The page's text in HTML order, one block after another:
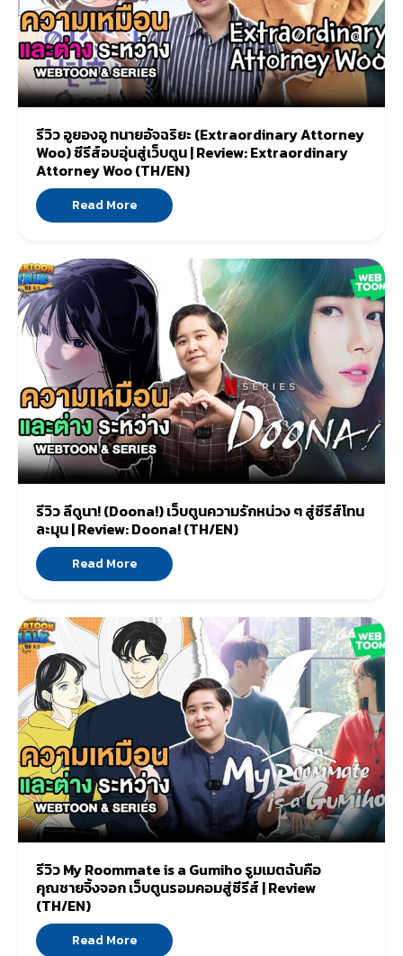
รีวิว อูยองอู ทนายอัจฉริยะ (Extraordinary Attorney
Woo) ซีรีส์อบอุ่นสู่เว็บตูน | Review: Extraordinary
Attorney Woo (TH/EN)
Read More
รีวิว ลีดูนา! (Doona!) เว็บตูนความรักหน่วง ๆ สู่ซีรีส์โทน
ละมุน | Review: Doona! (TH/EN)
Read More
รีวิว My Roommate is a Gumiho รูมเมตฉันคือ
คุณชายจิ้งจอก เว็บตูนรอมคอมสู่ซีรีส์ | Review
(TH/EN)
Read More